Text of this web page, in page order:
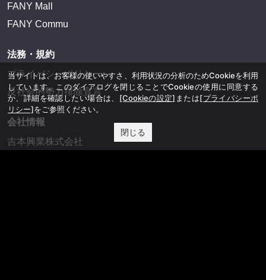
FANY Mall
FANY Commu
法務・規約
プライバシーポリシー
反社会的勢力排除宣言
会社情報
吉本興業株式会社
当サイトは、お客様の使いやすさ、利用状況の分析のためCookieを利用
しています。このダイアログを閉じることでCookieの使用に同意する
か、詳細を確認したい場合は、 [Cookieの設定] または[プライバシーポ
リシー]をご参照ください。
閉じる